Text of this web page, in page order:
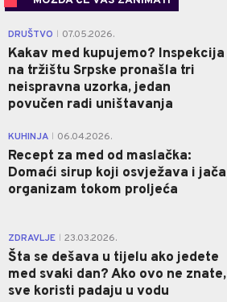
DRUŠTVO 07.05.2026.
Kakav med kupujemo? Inspekcija
na tržištu Srpske pronašla tri
neispravna uzorka, jedan
povučen radi uništavanja
KUHINJA 06.04.2026.
Recept za med od maslačka:
Domaći sirup koji osvježava i jača
organizam tokom proljeća
ZDRAVLJE 23.03.2026.
Šta se dešava u tijelu ako jedete
med svaki dan? Ako ovo ne znate,
sve koristi padaju u vodu